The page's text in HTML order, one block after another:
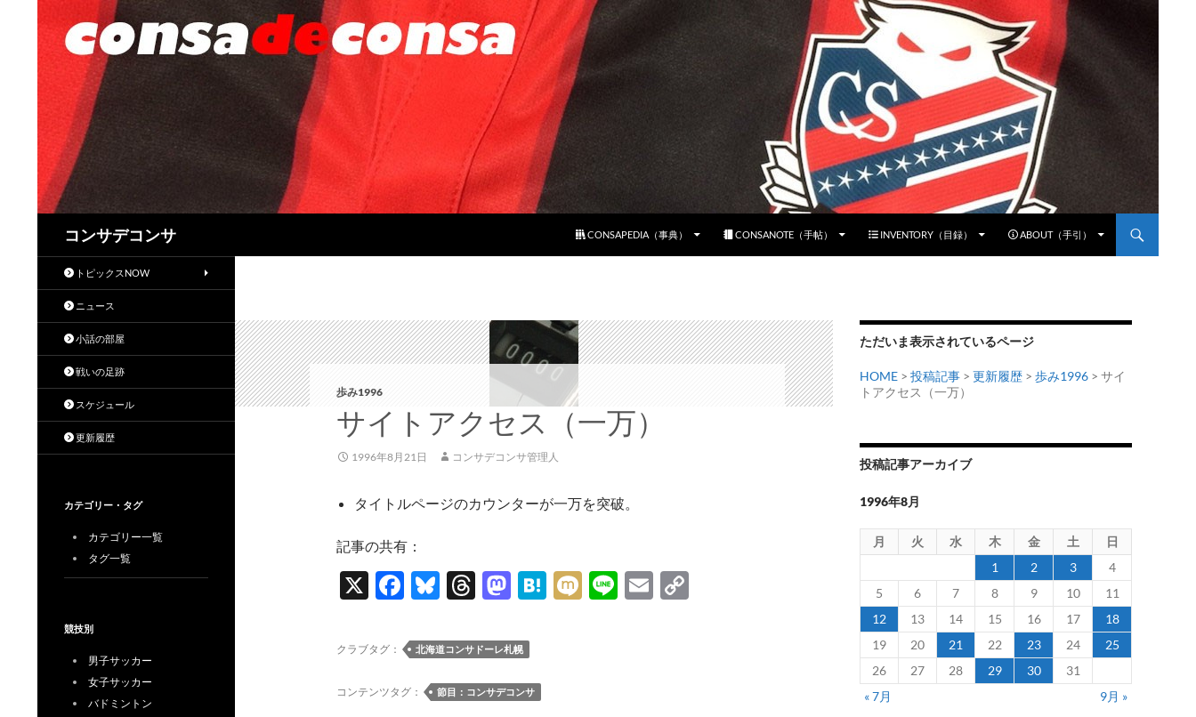
コンサデコンサ
CONSAPEDIA（事典）
CONSANOTE（手帖） INVENTORY（目録） ABOUT（手引）
歩み1996
サイトアクセス（一万）
1996年8月21日 コンサデコンサ管理人
タイトルページのカウンターが一万を突破。
記事の共有：
X
F
e
b
o
Bl
es
k
y
T
e
a
ds
M
to
d
o
H
M Li
E
クラブタグ： 北海道コンサドーレ札幌
コンテンツタグ： 節目：コンサデコンサ
ただいま表示されているページ
HOME > 投稿記事 > 更新履歴 > 歩み1996 > サイ
トアクセス（一万）
投稿記事アーカイブ
1996年8月
月 火 水 木 金 土
日
1
2 3
4
5
6 7 8 9 10
11
12
13 14 15 16 17
18
19
20 21 22 23 24
25
26
27 28 29 30
31
« 7月
9月 »
トピックスNOW
ニュース
小話の部屋
戦いの足跡
スケジュール
更新履歴
カテゴリー・タグ
カテゴリー一覧
タグ一覧
競技別
男子サッカー
女子サッカー
バドミントン